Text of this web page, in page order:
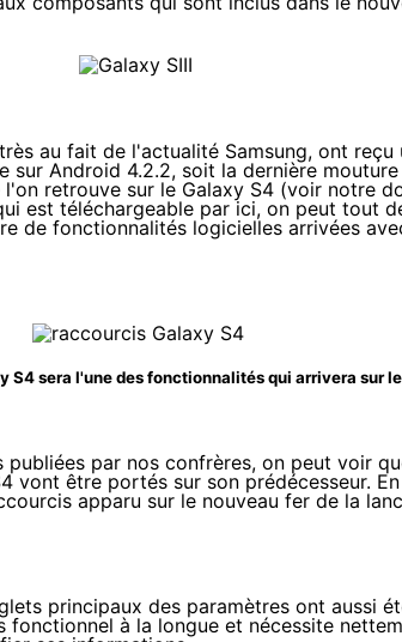
au fait de l'actualité Samsung, ont reçu
sur Android 4.2.2, soit la dernière
retrouve sur le Galaxy S4 (voir notre
est téléchargeable par ici, on peut tout
de fonctionnalités logicielles arrivées
S4 sera l'une des fonctionnalités qui arrivera sur
par nos confrères, on peut voir
vont être portés sur son prédécesseur.
apparu sur le nouveau fer de la
principaux des paramètres ont aussi
à la longue et nécessite